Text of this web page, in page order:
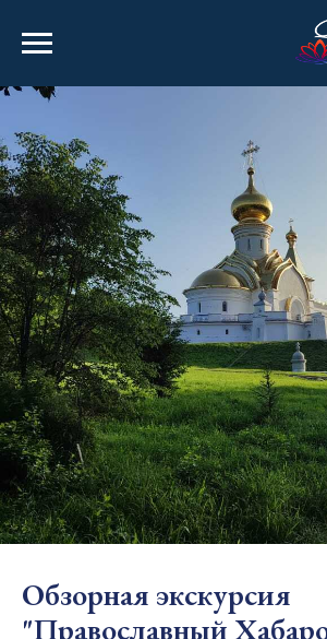
Обзорная экскурсия
"Православный